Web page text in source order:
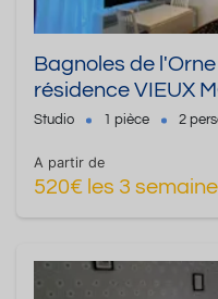
Bagnoles de
résidence VIEUX
Studio 1 pièce 2
A partir de
520€ les 3